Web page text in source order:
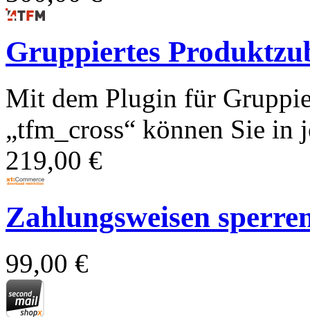
Gruppiertes
Mit dem Plugin für
„tfm_cross“ können Sie in
219,00 €
Zahlungsweisen
99,00 €